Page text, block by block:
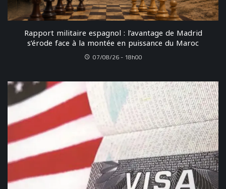
Rapport militaire espagnol : l’avantage de Madrid
s’érode face à la montée en puissance du Maroc
07/08/26 - 18h00